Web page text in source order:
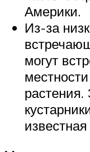
Америки.
Из-за
могут